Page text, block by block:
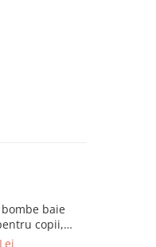
bombe baie
copii,
3 buc.